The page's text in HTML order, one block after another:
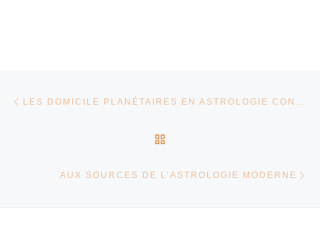
AUX SOURCES DE L’ASTROLOGIE MODERNE